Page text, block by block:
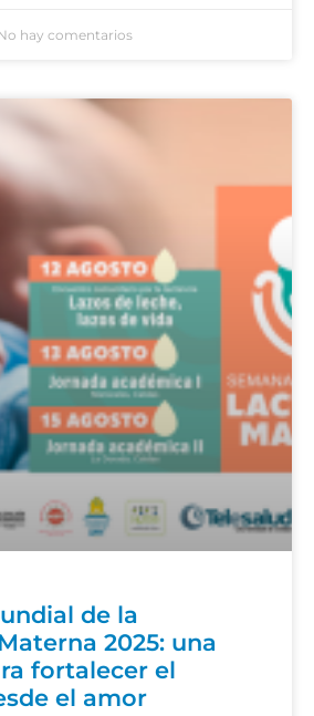
hay comentarios
de la
2025: una
fortalecer el
el amor